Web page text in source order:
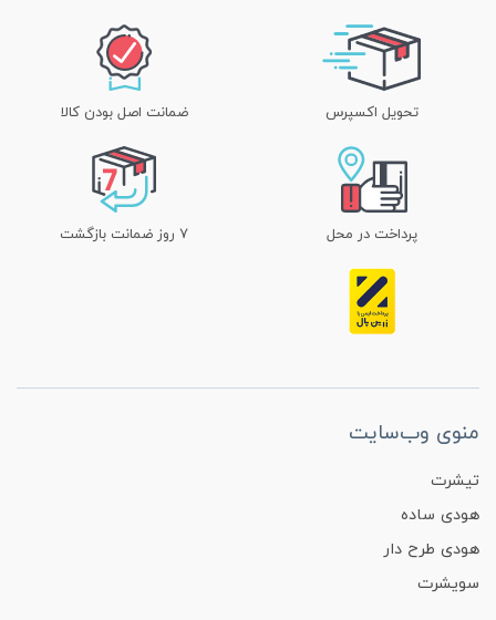
تحویل اکسپرس ضمانت اصل بودن کالا
پرداخت در محل ۷ روز ضمانت بازگشت
منوی وب‌سایت
تیشرت
هودی ساده
هودی طرح دار
سویشرت